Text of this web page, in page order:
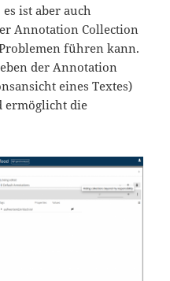
ist aber auch
Annotation Collection
führen kann.
der Annotation
eines Textes)
ermöglicht die